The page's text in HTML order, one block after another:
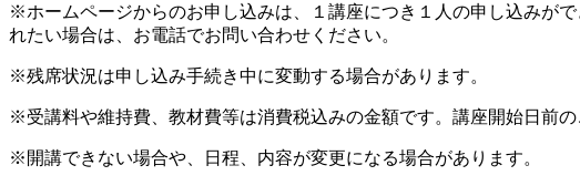
※ホームページからのお申し込みは、１講座につき１人の申し込みが
れたい場合は、お電話でお問い合わせください。
※残席状況は申し込み手続き中に変動する場合があります。
※受講料や維持費、教材費等は消費税込みの金額です。講座開始日前の
※開講できない場合や、日程、内容が変更になる場合があります。